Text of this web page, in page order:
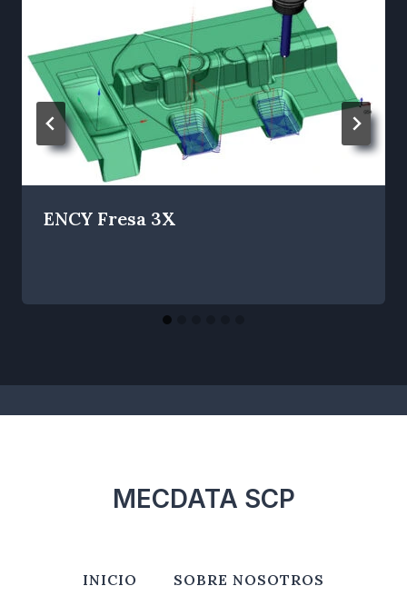
ENCY Fresa 3X
MECDATA SCP
INICIO SOBRE NOSOTROS